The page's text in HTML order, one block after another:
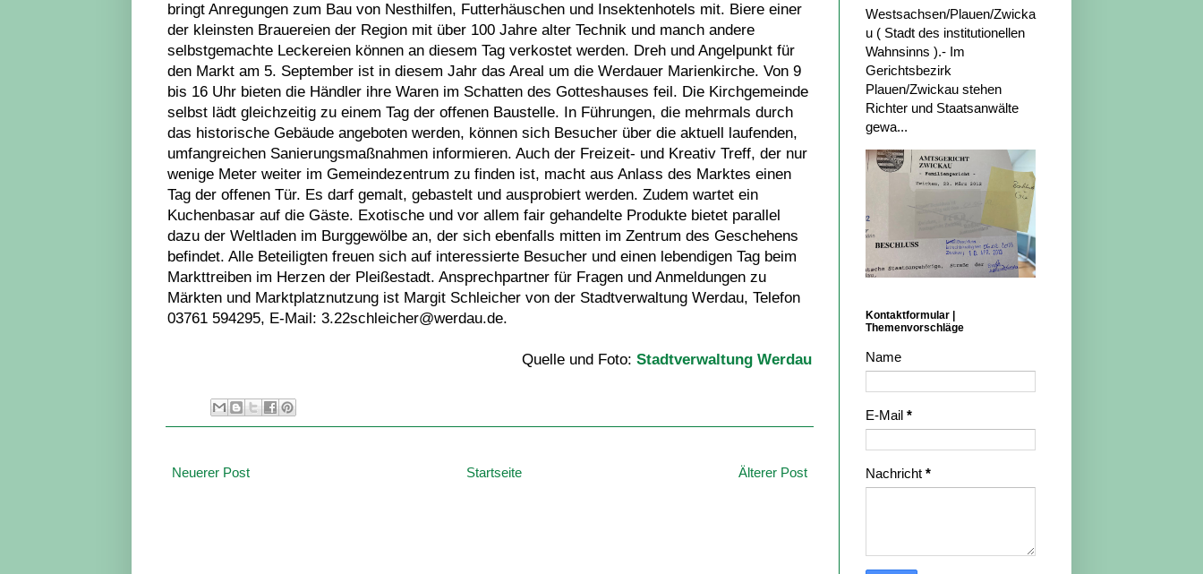
bringt Anregungen zum Bau von Nesthilfen, Futterhäuschen und Insektenhotels mit. Biere einer
der kleinsten Brauereien der Region mit über 100 Jahre alter Technik und manch andere
selbstgemachte Leckereien können an diesem Tag verkostet werden. Dreh und Angelpunkt für
den Markt am 5. September ist in diesem Jahr das Areal um die Werdauer Marienkirche. Von 9
bis 16 Uhr bieten die Händler ihre Waren im Schatten des Gotteshauses feil. Die Kirchgemeinde
selbst lädt gleichzeitig zu einem Tag der offenen Baustelle. In Führungen, die mehrmals durch
das historische Gebäude angeboten werden, können sich Besucher über die aktuell laufenden,
umfangreichen Sanierungsmaßnahmen informieren. Auch der Freizeit- und Kreativ Treff, der nur
wenige Meter weiter im Gemeindezentrum zu finden ist, macht aus Anlass des Marktes einen
Tag der offenen Tür. Es darf gemalt, gebastelt und ausprobiert werden. Zudem wartet ein
Kuchenbasar auf die Gäste. Exotische und vor allem fair gehandelte Produkte bietet parallel
dazu der Weltladen im Burggewölbe an, der sich ebenfalls mitten im Zentrum des Geschehens
befindet. Alle Beteiligten freuen sich auf interessierte Besucher und einen lebendigen Tag beim
Markttreiben im Herzen der Pleißestadt. Ansprechpartner für Fragen und Anmeldungen zu
Märkten und Marktplatznutzung ist Margit Schleicher von der Stadtverwaltung Werdau, Telefon
03761 594295, E-Mail: 3.22schleicher@werdau.de.
Quelle und Foto: Stadtverwaltung Werdau
Neuerer Post Älterer Post
Startseite
Westsachsen/Plauen/Zwicka
u ( Stadt des institutionellen
Wahnsinns ).- Im
Gerichtsbezirk
Plauen/Zwickau stehen
Richter und Staatsanwälte
gewa...
Kontaktformular |
Themenvorschläge
Name
E-Mail *
Nachricht *